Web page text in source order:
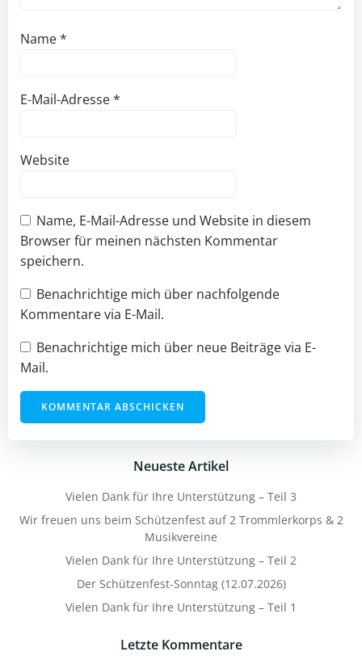
Name*
E-Mail-Adresse*
Website
Name, E-Mail-Adresse und Website in diesem
Browser für meinen nächsten Kommentar
speichern.
Benachrichtige mich über nachfolgende
Kommentare via E-Mail.
Benachrichtige mich über neue Beiträge via E-
Mail.
Neueste Artikel
Vielen Dank für Ihre Unterstützung – Teil 3
Wir freuen uns beim Schützenfest auf 2 Trommlerkorps & 2
Musikvereine
Vielen Dank für Ihre Unterstützung – Teil 2
Der Schützenfest-Sonntag (12.07.2026)
Vielen Dank für Ihre Unterstützung – Teil 1
Letzte Kommentare